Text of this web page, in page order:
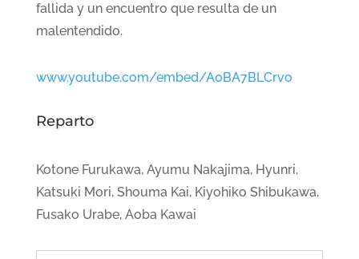
fallida y un encuentro que resulta de un
malentendido.
www.youtube.com/embed/A0BA7BLCrvo
Reparto
Kotone Furukawa, Ayumu Nakajima, Hyunri,
Katsuki Mori, Shouma Kai, Kiyohiko Shibukawa,
Fusako Urabe, Aoba Kawai